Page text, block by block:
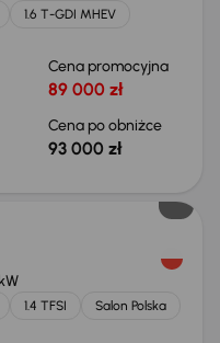
1.6 T-GDI MHEV
Cena promocyjna
89 000 zł
Cena po obniżce
93 000 zł
1.4 TFSI
Salon Polska